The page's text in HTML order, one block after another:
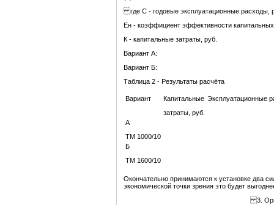
где С - годовые эксплуатационные расходы,
Ен - коэффициент эффективности
К - капитальные затраты, руб.
Вариант А:
Вариант Б:
Таблица 2 - Результаты расчёта
Вариант
Капитальные
затраты, руб.
Эксплуатационные
А
ТМ 1000/10
Б
ТМ 1600/10
Окончательно принимаются к установке два
экономической точки зрения это будет
3.